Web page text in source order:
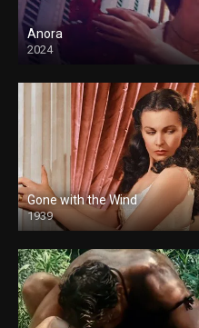
Anora
2024
Gone with the Wind
1939